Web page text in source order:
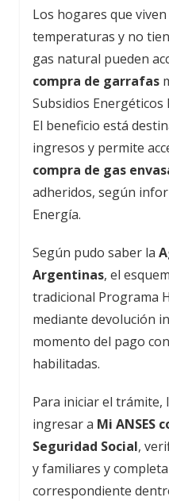
Los hogares que
temperaturas y no
gas natural pueden
compra de garrafas
Subsidios Energéticos
El beneficio está
ingresos y permite
compra de gas
adheridos, según
Energía.
Según pudo saber la
Argentinas, el
tradicional Programa
mediante devolución
momento del pago
habilitadas.
Para iniciar el trámite,
ingresar a Mi ANSES
Seguridad Social,
y familiares y
correspondiente